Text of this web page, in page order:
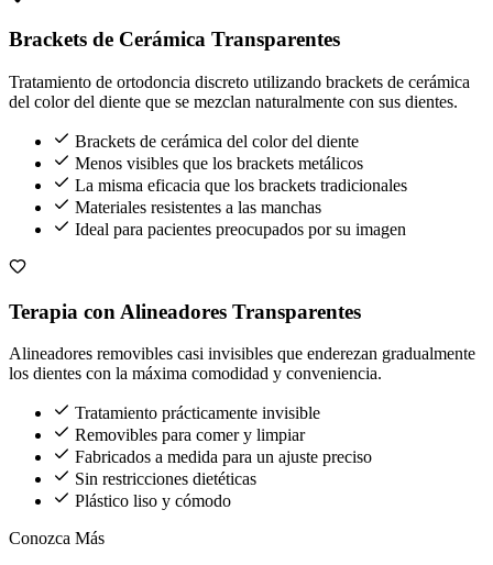
Brackets de Cerámica Transparentes
Tratamiento de ortodoncia discreto utilizando brackets de cerámica
del color del diente que se mezclan naturalmente con sus dientes.
Brackets de cerámica del color del diente
Menos visibles que los brackets metálicos
La misma eficacia que los brackets tradicionales
Materiales resistentes a las manchas
Ideal para pacientes preocupados por su imagen
Terapia con Alineadores Transparentes
Alineadores removibles casi invisibles que enderezan gradualmente
los dientes con la máxima comodidad y conveniencia.
Tratamiento prácticamente invisible
Removibles para comer y limpiar
Fabricados a medida para un ajuste preciso
Sin restricciones dietéticas
Plástico liso y cómodo
Conozca Más